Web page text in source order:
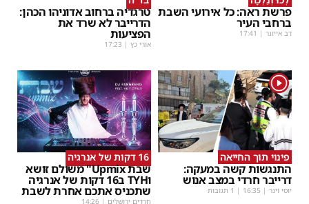
פרשת ראה: כל אירועי השבת
ברחבי העיר
דב אייזנר |
17:41
טרגדיה ברחוב אדוניהו הכהן:
הדרייבר לא שרד את
הפציעות
אורי כץ |
17:23
1
פינוי תוך החייאה
התנגשות קשה במעקה:
דרייבר חרדי במצב אנוש
יוסי וינר |
16:35 | 1 תגובות
16 דקות של אנרגיה
שבת Upmix" משולם זושא
וTYH ב16 דקות של אנרגיה
שתכניס אתכם אחרת לשבת
חרדים ירושלים |
14:26